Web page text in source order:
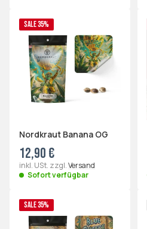
SALE 35%
Nordkraut Banana OG
12,90 €
inkl. USt. zzgl.Versand
Sofort verfügbar
SALE 35%